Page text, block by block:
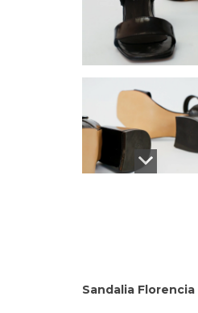
Sandalia Florencia